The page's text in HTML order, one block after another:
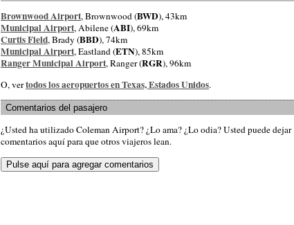
Brownwood Airport, Brownwood (BWD), 43km
Municipal Airport, Abilene (ABI), 69km
Curtis Field, Brady (BBD), 74km
Municipal Airport, Eastland (ETN), 85km
Ranger Municipal Airport, Ranger (RGR), 96km
O, vertodos los aeropuertos en Texas, Estados Unidos.
Comentarios del pasajero
¿Usted ha utilizado Coleman Airport? ¿Lo ama? ¿Lo odia? Usted puede dejar
comentarios aquí para que otros viajeros lean.